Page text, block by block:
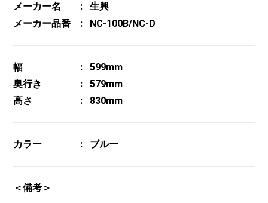
メーカー名
生興
メーカー品番
NC-100B/NC-D
幅
599mm
奥行き
579mm
高さ
830mm
カラー ブルー
＜備考＞